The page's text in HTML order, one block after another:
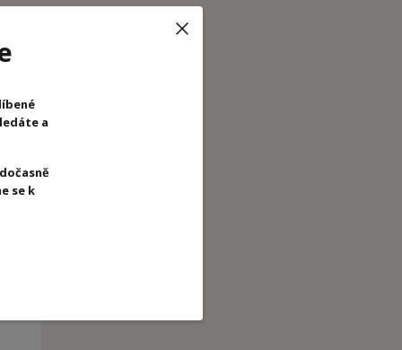
a
se k